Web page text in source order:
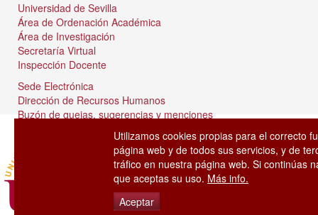
Universidad de Sevilla
Área de Ordenación Académica
Área de Investigación
Secretaría Virtual
Inspección Docente
Sede Electrónica
Dirección de Recursos Humanos
Buzón de quejas, sugerencias y menciones
Utilizamos cookies propias para el correcto
página web y de todos sus servicios, y de
tráfico en nuestra página web. Si continúas
que aceptas su uso. Más info.
Aceptar